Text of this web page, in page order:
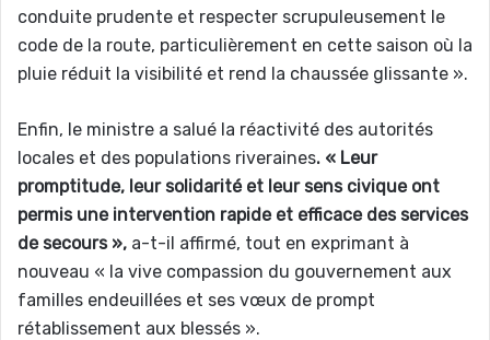
conduite prudente et respecter scrupuleusement le
code de la route, particulièrement en cette saison où la
pluie réduit la visibilité et rend la chaussée glissante ».
Enfin, le ministre a salué la réactivité des autorités
locales et des populations riveraines. « Leur
promptitude, leur solidarité et leur sens civique ont
permis une intervention rapide et efficace des services
de secours », a-t-il affirmé, tout en exprimant à
nouveau « la vive compassion du gouvernement aux
familles endeuillées et ses vœux de prompt
rétablissement aux blessés ».